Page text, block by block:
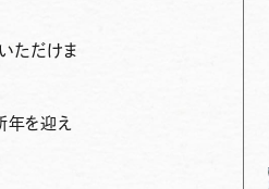
ただけま
年を迎え